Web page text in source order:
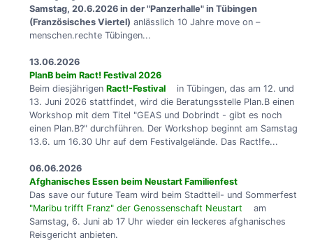
Samstag, 20.6.2026 in der "Panzerhalle" in Tübingen
(Französisches Viertel) anlässlich 10 Jahre move on –
menschen.rechte Tübingen...
13.06.2026
PlanB beim Ract! Festival 2026
Beim diesjährigen Ract!-Festival
in Tübingen, das am 12. und
13. Juni 2026 stattfindet, wird die Beratungsstelle Plan.B einen
Workshop mit dem Titel "GEAS und Dobrindt - gibt es noch
einen Plan.B?" durchführen. Der Workshop beginnt am Samstag
13.6. um 16.30 Uhr auf dem Festivalgelände. Das Ract!fe...
06.06.2026
Afghanisches Essen beim Neustart Familienfest
Das save our future Team wird beim Stadtteil- und Sommerfest
"Maribu trifft Franz" der Genossenschaft Neustart
am
Samstag, 6. Juni ab 17 Uhr wieder ein leckeres afghanisches
Reisgericht anbieten.